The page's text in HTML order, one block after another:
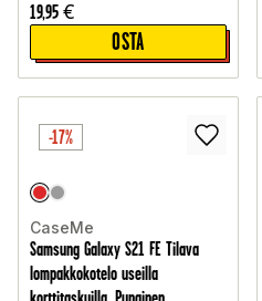
19,95 €
OSTA
-17%
CaseMe
Samsung Galaxy S21 FE Tilava
lompakkokotelo useilla